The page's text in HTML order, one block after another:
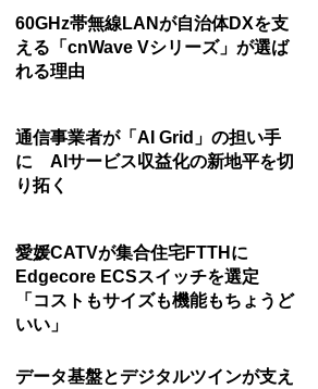
60GHz帯無線LANが自治体DXを支
える「cnWave Vシリーズ」が選ば
れる理由
通信事業者が「AI Grid」の担い手
に AIサービス収益化の新地平を切
り拓く
愛媛CATVが集合住宅FTTHに
Edgecore ECSスイッチを選定
「コストもサイズも機能もちょうど
いい」
データ基盤とデジタルツインが支え